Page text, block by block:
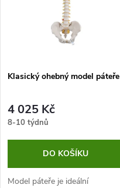
Klasický ohebný model páteře
4 025 Kč
8-10 týdnů
DO KOŠÍKU
Model páteře je ideální